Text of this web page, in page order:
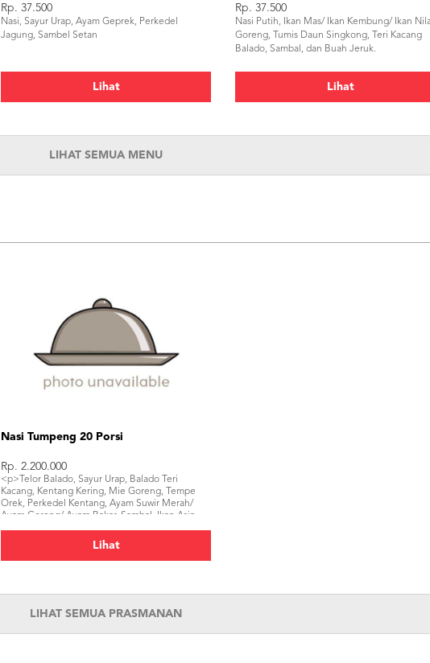
Rp. 37.500
Nasi, Sayur Urap, Ayam Geprek, Perkedel
Jagung, Sambel Setan
Lihat
Rp. 37.500
Nasi Putih, Ikan Mas/ Ikan Kembung/ Ikan
Goreng, Tumis Daun Singkong, Teri Kacang
Balado, Sambal, dan Buah Jeruk.
Lihat
LIHAT SEMUA MENU
Nasi Tumpeng 20 Porsi
Rp. 2.200.000
<p>Telor Balado, Sayur Urap, Balado Teri
Kacang, Kentang Kering, Mie Goreng, Tempe
Orek, Perkedel Kentang, Ayam Suwir Merah/
Ayam Goreng/ Ayam Bakar, Sambal, Ikan Asin,
Lihat
LIHAT SEMUA PRASMANAN